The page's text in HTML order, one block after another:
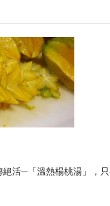
活─「溫熱楊桃湯」，